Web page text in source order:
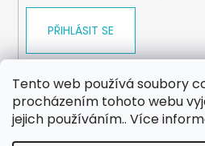
Tento web používá soubory
procházením tohoto webu
jejich používáním.. Více
i
u
PŘIHLÁSIT SE
WEB FACEBOOK